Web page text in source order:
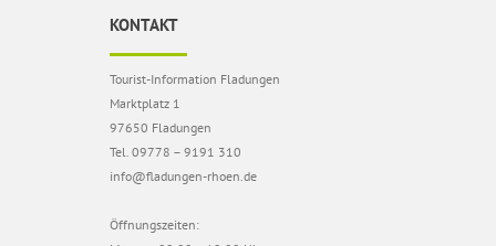
KONTAKT
Tourist-Information Fladungen
Marktplatz 1
97650 Fladungen
Tel. 09778 – 9191 310
info@fladungen-rhoen.de
Öffnungszeiten: